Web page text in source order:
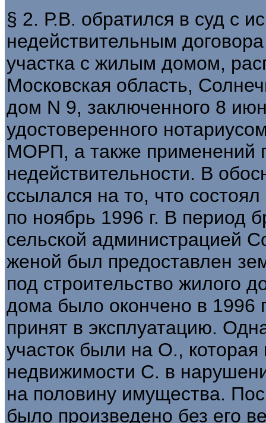
§ 2. Р.В. обратился в суд с
недействительным
участка с жилым домом,
Московская область,
дом N 9, заключенного 8
удостоверенного
МОРП, а также применений
недействительности. В
ссылался на то, что
по ноябрь 1996 г. В период
сельской администрацией
женой был предоставлен
под строительство жилого
дома было окончено в 1996
принят в эксплуатацию.
участок были на О., которая
недвижимости С. в
на половину имущества.
было произведено без его